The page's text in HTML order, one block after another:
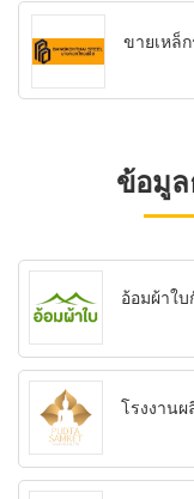
ขายเหล็
ข้อมู
อ้อมผ้าใ
โรงงาน